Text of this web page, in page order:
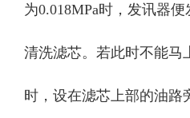
为0.018MPa时，发讯器
清洗滤芯。若此时不能马
时，设在滤芯上部的油路